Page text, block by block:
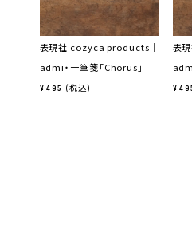
表現社 cozyca products｜
admi・一筆箋「Chorus」
¥ 495 税込
表
¥